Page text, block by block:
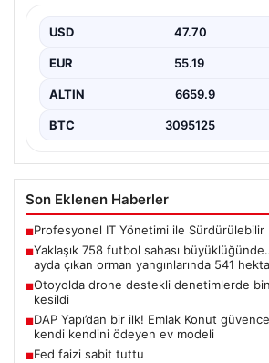
alan zarar gördü
USD 47.70
EUR 55.19
ALTIN 6659.9
BTC 3095125
Son Eklenen Haberler
■Profesyonel IT Yönetimi ile Sürdürülebilir
■Yaklaşık 758 futbol sahası
ayda çıkan orman yangınlarında 541
■Otoyolda drone destekli denetimlerde
kesildi
■DAP Yapı’dan bir ilk! Emlak Konut
kendi kendini ödeyen ev modeli
■Fed faizi sabit tuttu